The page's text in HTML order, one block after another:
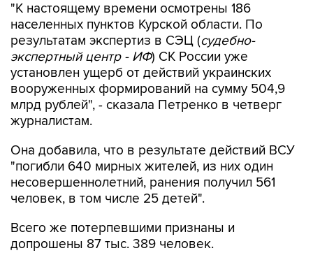
"К настоящему времени осмотрены 186
населенных пунктов Курской области. По
результатам экспертиз в СЭЦ (судебно-
экспертный центр - ИФ) СК России уже
установлен ущерб от действий украинских
вооруженных формирований на сумму 504,9
млрд рублей", - сказала Петренко в четверг
журналистам.
Она добавила, что в результате действий ВСУ
"погибли 640 мирных жителей, из них один
несовершеннолетний, ранения получил 561
человек, в том числе 25 детей".
Всего же потерпевшими признаны и
допрошены 87 тыс. 389 человек.